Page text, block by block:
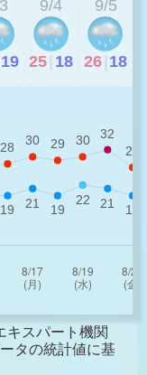
19
9/4
25 18
9/5
26 18
スパート機関
タの統計値に基